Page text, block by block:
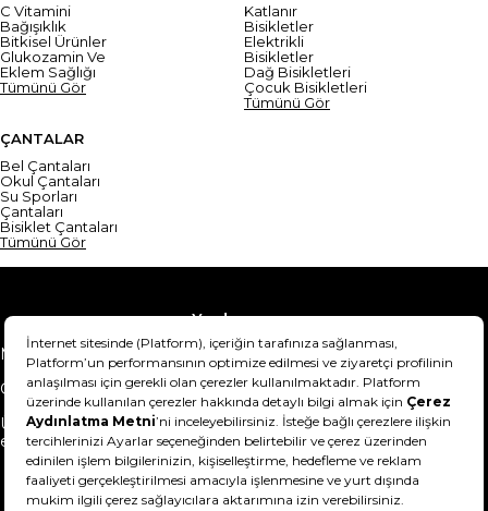
C Vitamini
Bağışıklık
Bitkisel Ürünler
Glukozamin Ve
Eklem Sağlığı
Tümünü Gör
Katlanır
Bisikletler
Elektrikli
Bisikletler
Dağ Bisikletleri
Çocuk Bisikletleri
Tümünü Gör
ÇANTALAR
Bel Çantaları
Okul Çantaları
Su Sporları
Çantaları
Bisiklet Çantaları
Tümünü Gör
Yardım
Mesafeli Satış Sözleşmesi
Teslimat Bilgisi
Gizlilik Sözleşmesi
Şartlar & Koşullar
Ürünümü nasıl iade
edebilirim?
Hakkımızda